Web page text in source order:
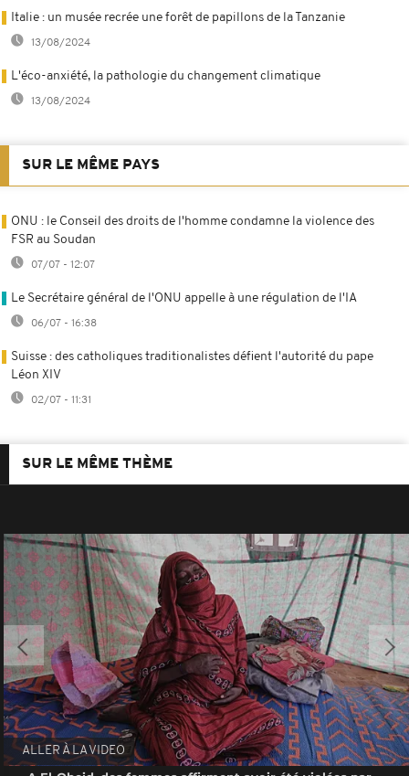
Italie : un musée recrée une forêt de papillons de la Tanzanie
13/08/2024
L'éco-anxiété, la pathologie du changement climatique
13/08/2024
SUR LE MÊME PAYS
ONU : le Conseil des droits de l'homme condamne la violence des
FSR au Soudan
07/07 - 12:07
Le Secrétaire général de l'ONU appelle à une régulation de l'IA
06/07 - 16:38
Suisse : des catholiques traditionalistes défient l'autorité du pape
Léon XIV
02/07 - 11:31
SUR LE MÊME THÈME
ALLER À LA VIDEO